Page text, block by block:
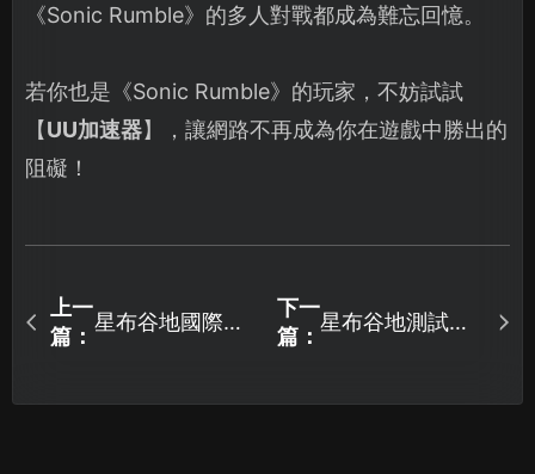
《Sonic Rumble》的多人對戰都成為難忘回憶。
若你也是《Sonic Rumble》的玩家，不妨試試
【UU加速器】，讓網路不再成為你在遊戲中勝出的
阻礙！
上一
篇：
星布谷地國際服
下一
篇：
星布谷地測試即